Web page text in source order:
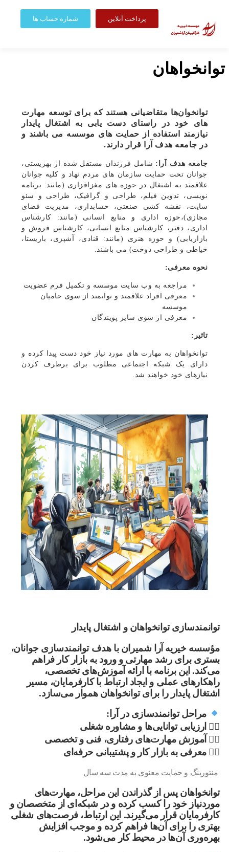
پرداخت آنلاین شماره حساب ها
توانخواهان
توانخوان‌ها متقاضیانی هستند که برای توسعه مهارت
های خود در راستای دست یابی به اشتغال پایدار
نیازمند استفاده از حمایت های موسسه می باشند و
در جامعه هدف آرا قرار دارند.
جامعه هدف آرا: شامل فرزندان مستقل شده از بهزیستی،
جوانان تحت حمایت سازمان های مردم نهاد و کلیه جوانان
علاقمند به اشتغال در حوزه های مغزافزاری (مانند: برنامه
نویسی، تدوین فیلم، طراحی و گرافیک، طراحی و سئو
سایت، نقشه کشی صنعتی، حسابداری، مدیریت فضای
مجازی)،حوزه اداری و منابع انسانی (مانند: کارشناس
اداری، دفتر، کارشناس منابع انسانی، کارشناس فروش و
بازاریابی) و حوزه هنری (مانند: قنادی، آشپزی، باریستا،
خیاطی و طراحی دوخت) می باشند.
نحوه معرفی:
مراجعه به وب سایت موسسه و تکمیل فرم عضویت
معرفی افراد علاقمند و توانمند از سوی حامیان
موسسه
معرفی از سوی سایر پویندگان
تاثیر:
توانخواهان به مهارت های مورد نیاز خود دست پیدا کرده و
دارای یک شبکه اجتماعی مطلوب برای برطرف کردن
نیازهای خود خواهند شد.
توانمندسازی توانخواهان و اشتغال پایدار
مؤسسه خیریه آرا شمیران با هدف توانمندسازی جوانان،
بستری برای رشد مهارتی و ورود به بازار کار فراهم
می‌کند. این برنامه با ارائه آموزش‌های تخصصی،
راهکارهای عملی و ایجاد ارتباط با کارفرمایان، مسیر
اشتغال پایدار را برای توانخواهان هموار می‌سازد.
مراحل توانمندسازی در آرا:
۱️⃣ ارزیابی توانایی‌ها و مشاوره شغلی
۲️⃣ آموزش مهارت‌های رفتاری، فنی و تخصصی
۳️⃣ معرفی به بازار کار و پشتیبانی حرفه‌ای
منتورینگ و حمایت معنوی به مدت سه سال
توانخواهان پس از گذراندن این مراحل، مهارت‌های
موردنیاز خود را کسب کرده و در شبکه‌ای از متخصصان و
کارفرمایان قرار می‌گیرند. این ارتباط، فرصت‌های شغلی
بهتری را برای آن‌ها فراهم کرده و موجب افزایش
بهره‌وری آن‌ها در محیط کار می‌شود.